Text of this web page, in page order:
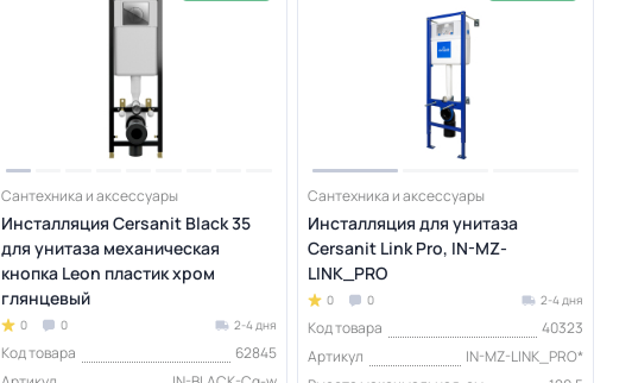
Сантехника и аксессуары
Инсталляция Cersanit Black 35
для унитаза механическая
кнопка Leon пластик хром
глянцевый
0 0 2-4 дня
Код товара
62845
Сантехника и аксессуары
Инсталляция для унитаза
Cersanit Link Pro, IN-MZ-
LINK_PRO
0 0 2-4 дня
Код товара
40323
Артикул
IN-MZ-LINK_PRO*